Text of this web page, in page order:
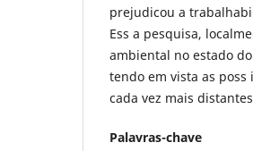
prejudicou a
Ess a pesquisa,
ambiental no estado do
tendo em vista as
cada vez mais
Palavras-chave